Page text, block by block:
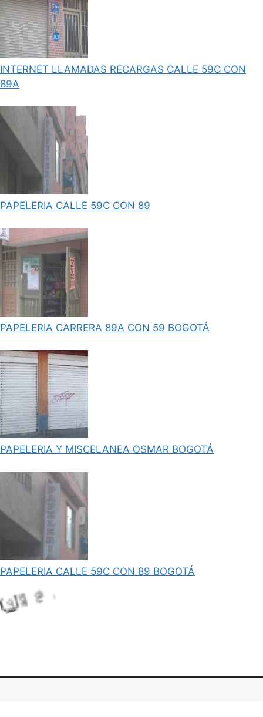
INTERNET LLAMADAS RECARGAS CALLE 59C CON
89A
PAPELERIA CALLE 59C CON 89
PAPELERIA CARRERA 89A CON 59 BOGOTÁ
PAPELERIA Y MISCELANEA OSMAR BOGOTÁ
PAPELERIA CALLE 59C CON 89 BOGOTÁ
L
o
d
g